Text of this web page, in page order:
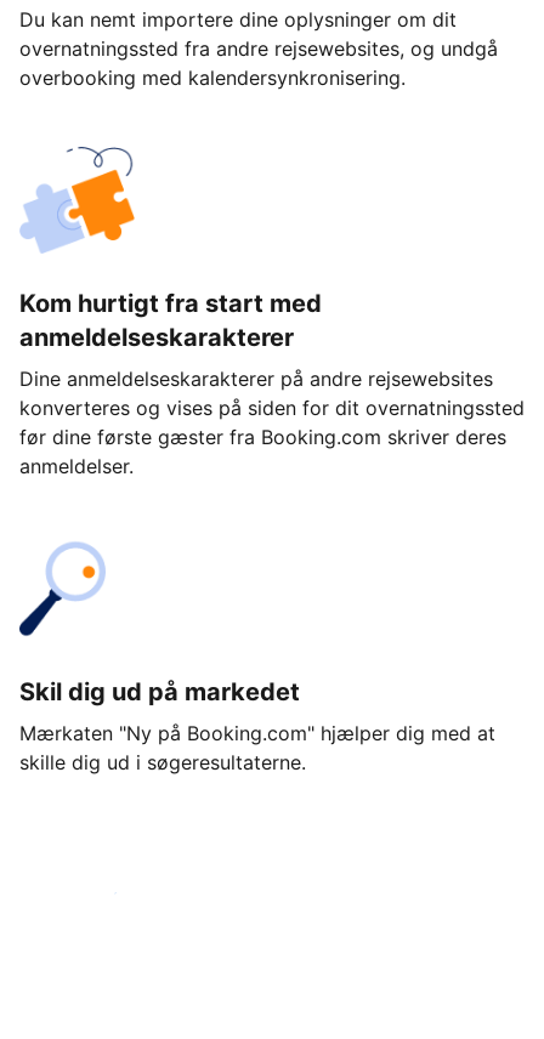
Du kan nemt importere dine oplysninger om dit
overnatningssted fra andre rejsewebsites, og undgå
overbooking med kalendersynkronisering.
Kom hurtigt fra start med
anmeldelseskarakterer
Dine anmeldelseskarakterer på andre rejsewebsites
konverteres og vises på siden for dit overnatningssted
før dine første gæster fra Booking.com skriver deres
anmeldelser.
Skil dig ud på markedet
Mærkaten "Ny på Booking.com" hjælper dig med at
skille dig ud i søgeresultaterne.
Kom i gang i dag